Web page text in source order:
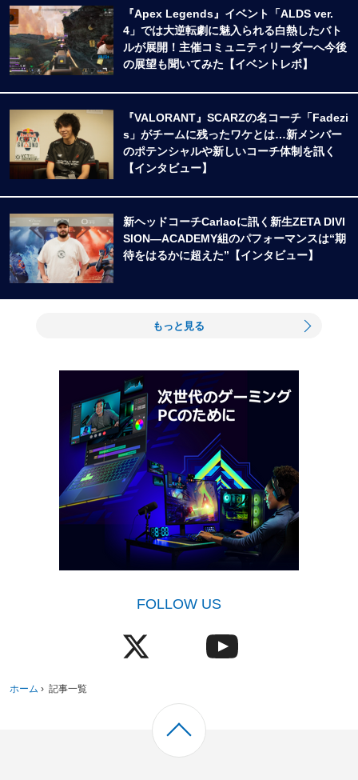
『Apex Legends』イベント「ALDS ver.
4」では大逆転劇に魅入られる白熱したバト
ルが展開！主催コミュニティリーダーへ今後
の展望も聞いてみた【イベントレポ】
『VALORANT』SCARZの名コーチ「Fadezi
s」がチームに残ったワケとは…新メンバー
のポテンシャルや新しいコーチ体制を訊く
【インタビュー】
新ヘッドコーチCarlaoに訊く新生ZETA DIVI
SION―ACADEMY組のパフォーマンスは“期
待をはるかに超えた”【インタビュー】
もっと見る
FOLLOW US
ホーム › 記事一覧